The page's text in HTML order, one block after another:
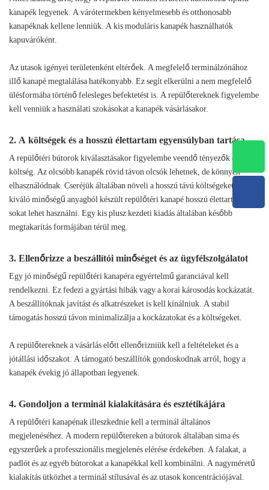
kanapék legyenek. A várótermekben kényelmesebb és otthonosabb
kanapéknak kellene lenniük. A kis moduláris kanapék használhatók
kapuváróként.
Az utasok igényei területenként eltérőek. A megfelelő terminálzónához
illő kanapé megtalálása hatékonyabb. Ez segít elkerülni a nem megfelelő
ülésformába történő felesleges befektetést is. A repülőtereknek figyelembe
kell venniük a használati szokásokat a kanapék vásárlásakor.
2. A költségek és a hosszú élettartam egyensúlyban tartása
A repülőtéri bútorok kiválasztásakor figyelembe veendő tényezők egyike a
költség. Az olcsóbb kanapék rövid távon olcsók lehetnek, de könnyen
elhasználódnak. Cseréjük általában növeli a hosszú távú költségeket. Egy
kiváló minőségű anyagból készült repülőtéri kanapé hosszú élettartamú, és
sokat lehet használni. Egy kis plusz kezdeti kiadás általában később
megtakarítás formájában térül meg.
3. Ellenőrizze a beszállítói minőséget és az ügyfélszolgálatot
Egy jó minőségű repülőtéri kanapéra egyértelmű garanciával kell
rendelkezni. Ez fedezi a gyártási hibák vagy a korai károsodás kockázatát.
A beszállítóknak javítást és alkatrészeket is kell kínálniuk. A stabil
támogatás hosszú távon minimalizálja a kockázatokat és a költségeket.
A repülőtereknek a vásárlás előtt ellenőrizniük kell a feltételeket és a
jótállási időszakot. A támogató beszállítók gondoskodnak arról, hogy a
kanapék évekig jó állapotban legyenek.
4. Gondoljon a terminál kialakítására és esztétikájára
A repülőtéri kanapénak illeszkednie kell a terminál általános
megjelenéséhez. A modern repülőtereken a bútorok általában sima és
egyszerűek a professzionális megjelenés elérése érdekében. A falakat, a
padlót és az egyéb bútorokat a kanapékkal kell kombinálni. A nagyméretű
kialakítás ütközhet a terminál stílusával és az utasok koncentrációjával.